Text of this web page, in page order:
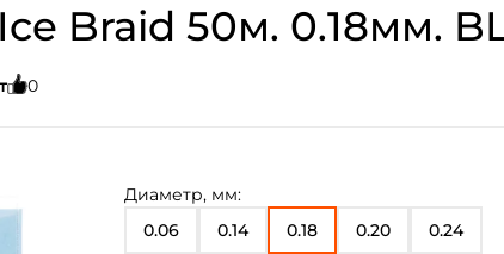
Braid 50м. 0.18мм.
0
Диаметр, мм:
0.06
0.14 0.18 0.20 0.24